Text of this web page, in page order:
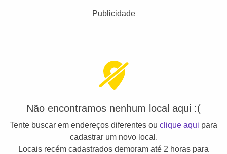
Publicidade
Não encontramos nenhum local aqui :(
Tente buscar em endereços diferentes ou clique aqui para
cadastrar um novo local.
Locais recém cadastrados demoram até 2 horas para